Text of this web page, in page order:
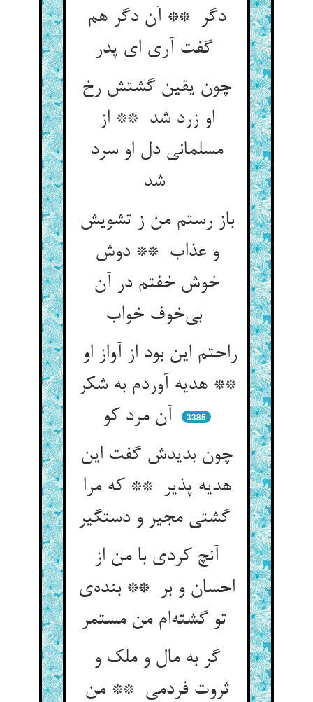
دگر ** آن دگر هم
گفت آری ای پدر
چون یقین گشتش رخ
او زرد شد ** از
مسلمانی دل او سرد
شد
باز رستم من ز تشویش
و عذاب ** دوش
خوش خفتم در آن
بی‌خوف خواب
راحتم این بود از آواز او
** هدیه آوردم به شکر
3385
چون بدیدش گفت این
هدیه پذیر ** که مرا
گشتی مجیر و دستگیر
آنچ کردی با من از
احسان و بر ** بنده‌ی
گر به مال و ملک و
ثروت فردمی ** من